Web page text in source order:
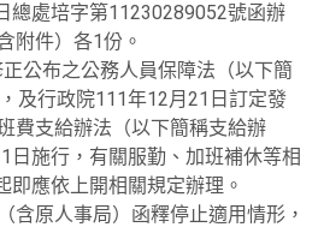
總處培字第11230289052號函辦
附件）各1份。
公布之公務人員保障法（以下簡
及行政院111年12月21日訂定發
費支給辦法（以下簡稱支給辦
日施行，有關服勤、加班補休等相
即應依上開相關規定辦理。
含原人事局）函釋停止適用情形，